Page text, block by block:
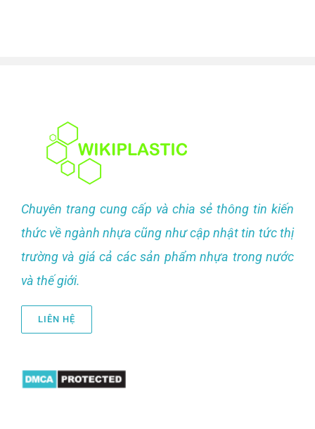
Chuyên trang cung cấp và chia sẻ thông tin kiến
thức về ngành nhựa cũng như cập nhật tin tức thị
trường và giá cả các sản phẩm nhựa trong nước
và thế giới.
LIÊN HỆ